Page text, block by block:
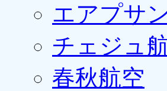
エアプサ
チェジュ
春秋航空